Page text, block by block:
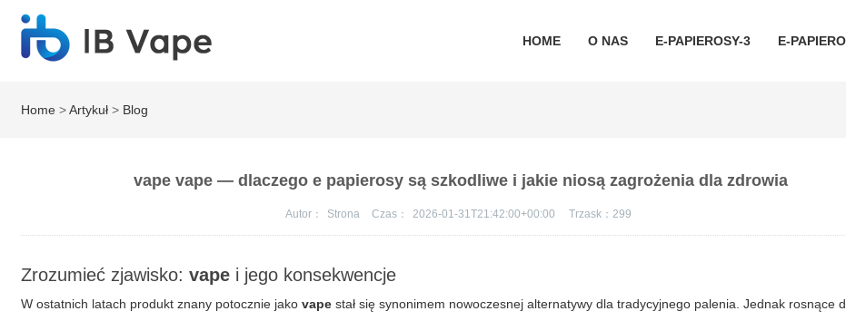
HOME O NAS E-PAPIEROSY-3 E-
Home >Artykuł > Blog
vape vape — dlaczego e papierosy są szkodliwe i jakie niosą zagrożenia dla zdrowia
Autor： Strona Czas： 2026-01-31T21:42:00+00:00 Trzask： 299
Zrozumieć zjawisko:vape i jego konsekwencje
W ostatnich latach produkt znany potocznie jakovape stał się synonimem nowoczesnej alternatywy dla tradycyjnego palenia. Jednak rosnące